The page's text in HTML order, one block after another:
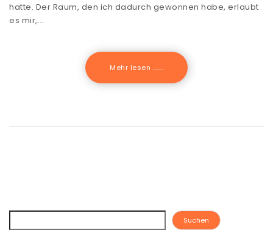
hatte. Der Raum, den ich dadurch gewonnen habe, erlaubt
es mir,…
Mehr lesen .......
Suchen